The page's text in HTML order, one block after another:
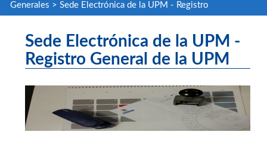
Generales > Sede Electrónica de la UPM - Registro
Sede Electrónica de la UPM -
Registro General de la UPM